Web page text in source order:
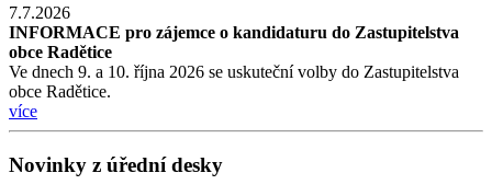
7.7.2026
INFORMACE pro zájemce o kandidaturu do Zastupitelstva
obce Radětice
Ve dnech 9. a 10. října 2026 se uskuteční volby do Zastupitelstva
obce Radětice.
více
Novinky z úřední desky